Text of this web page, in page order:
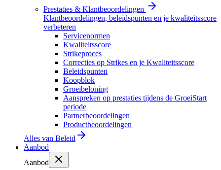
Prestaties & Klantbeoordelingen
Klantbeoordelingen, beleidspunten en je kwaliteitsscore
verbeteren
Servicenormen
Kwaliteitsscore
Strikeproces
Correcties op Strikes en je Kwaliteitsscore
Beleidspunten
Koopblok
Groeibeloning
Aanspreken op prestaties tijdens de GroeiStart
periode
Partnerbeoordelingen
Productbeoordelingen
Alles van Beleid
Aanbod
Aanbod